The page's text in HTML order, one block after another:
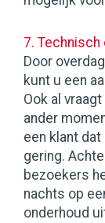
7. Technisch
Door
kunt u een
Ook al
ander
een klant
gering.
bezoekers
nachts op
onderhoud